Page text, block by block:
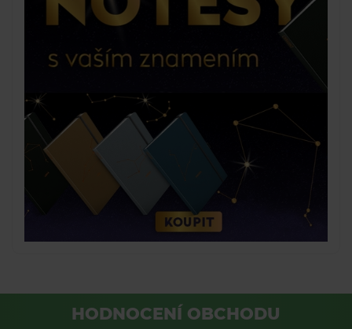
HODNOCENÍ OBCHODU